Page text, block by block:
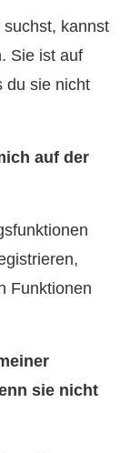
suchst, kannst
Sie ist auf
du sie nicht
auf der
Funktionen
sie nicht